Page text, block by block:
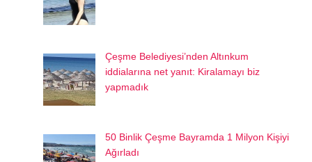
Çeşme Belediyesi’nden Altınkum
iddialarına net yanıt: Kiralamayı biz
yapmadık
50 Binlik Çeşme Bayramda 1 Milyon Kişiyi
Ağırladı